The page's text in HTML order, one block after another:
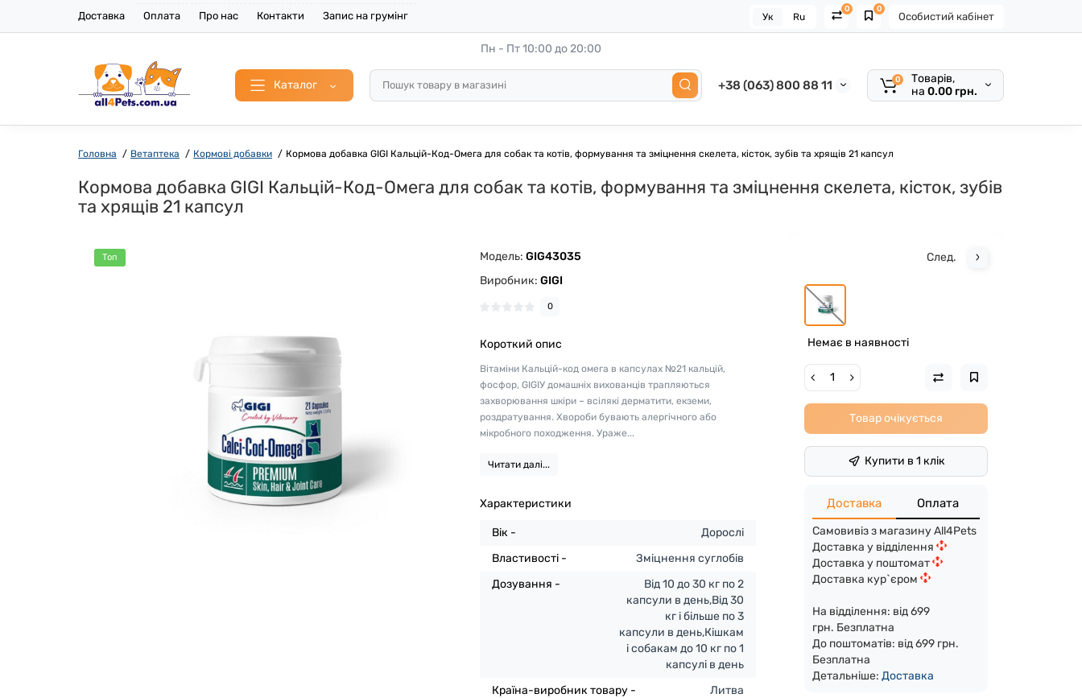
Доставка Оплата Про нас Контакти Запис на грумінг Особистий кабінет
0
0
Ук Ru
Каталог
Пн - Пт 10:00 до 20:00
+38 (063) 800 88 11 0
Товарів,
на 0.00 грн.
Головна Ветаптека Кормові добавки Кормова добавка GIGI Кальцій-Код-Омега для собак та котів, формування та зміцнення скелета, кісток, зубів та хрящів 21 капсул
Кормова добавка GIGI Кальцій-Код-Омега для собак та котів, формування та зміцнення скелета, кісток, зубів
та хрящів 21 капсул
Топ Модель:GIG43035
Виробник:GIGI
0
Короткий опис
Вітаміни Кальцій-код омега в капсулах №21 кальцій,
фосфор, GIGIУ домашніх вихованців трапляються
захворювання шкіри – всілякі дерматити, екземи,
роздратування. Хвороби бувають алергічного або
мікробного походження. Ураже...
Читати далі...
Характеристики
Вік -
Дорослі
Властивості -
Зміцнення суглобів
Дозування -
Від 10 до 30 кг по 2
капсули в день,Від 30
кг і більше по 3
капсули в день,Кішкам
і собакам до 10 кг по 1
капсулі в день
Країна-виробник товару -
Литва
След.
Немає в наявності
Товар очікується
Купити в 1 клік
Доставка Оплата
Самовивіз з магазину All4Pets
Доставка у відділення
Доставка у поштомат
Доставка кур`єром
На відділення: від 699
грн. Безплатна
До поштоматів: від 699 грн.
Безплатна
Детальніше:Доставка